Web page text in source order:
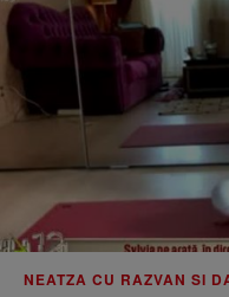
NEATZA CU RAZVAN SI